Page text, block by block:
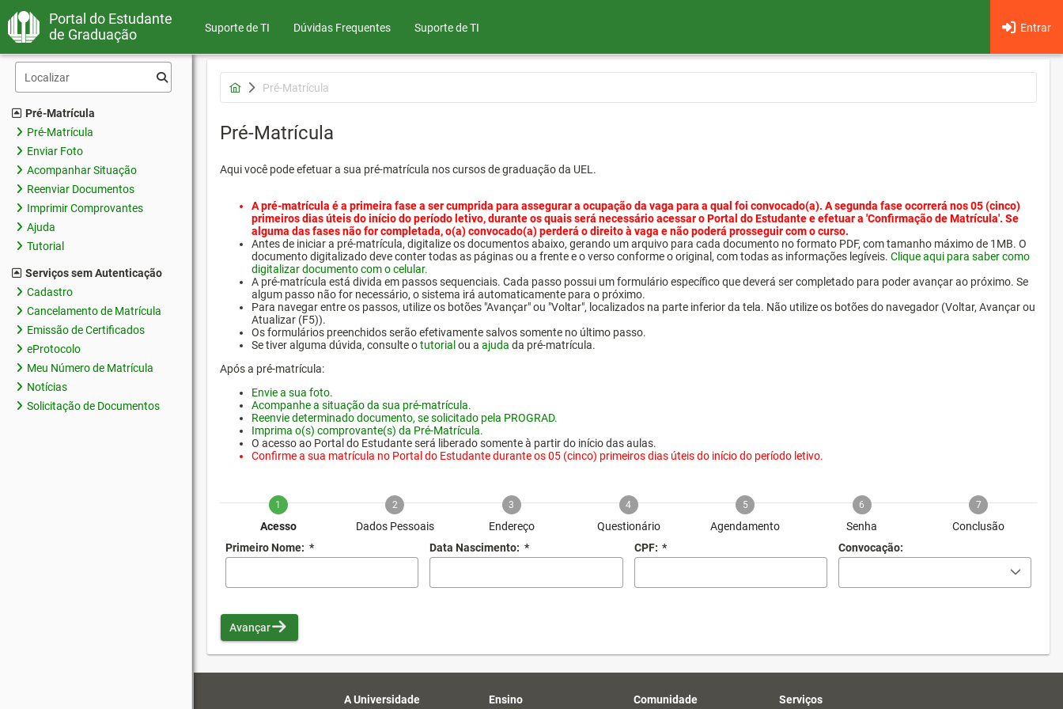
Portal do Estudante
de Graduação
Suporte de TI Dúvidas Frequentes Entrar
Suporte de TI
Pré-Matrícula
Pré-Matrícula
Enviar Foto
Acompanhar Situação
Reenviar Documentos
Imprimir Comprovantes
Ajuda
Tutorial
Serviços sem Autenticação
Cadastro
Cancelamento de Matrícula
Emissão de Certificados
eProtocolo
Meu Número de Matrícula
Notícias
Solicitação de Documentos
Pré-Matrícula
Pré-Matrícula
Aqui você pode efetuar a sua pré-matrícula nos cursos de graduação da UEL.
A pré-matrícula é a primeira fase a ser cumprida para assegurar a ocupação da vaga para a qual foi convocado(a). A segunda fase ocorrerá nos 05 (cinco)
primeiros dias úteis do início do período letivo, durante os quais será necessário acessar o Portal do Estudante e efetuar a 'Confirmação de Matrícula'. Se
alguma das fases não for completada, o(a) convocado(a) perderá o direito à vaga e não poderá prosseguir com o curso.
Antes de iniciar a pré-matrícula, digitalize os documentos abaixo, gerando um arquivo para cada documento no formato PDF, com tamanho máximo de 1MB. O
documento digitalizado deve conter todas as páginas ou a frente e o verso conforme o original, com todas as informações legíveis. Clique aqui para saber como
digitalizar documento com o celular.
A pré-matrícula está divida em passos sequenciais. Cada passo possui um formulário específico que deverá ser completado para poder avançar ao próximo. Se
algum passo não for necessário, o sistema irá automaticamente para o próximo.
Para navegar entre os passos, utilize os botões "Avançar" ou "Voltar", localizados na parte inferior da tela. Não utilize os botões do navegador (Voltar, Avançar ou
Atualizar (F5)).
Os formulários preenchidos serão efetivamente salvos somente no último passo.
Se tiver alguma dúvida, consulte otutorial ou a ajuda da pré-matrícula.
Após a pré-matrícula:
Envie a sua foto.
Acompanhe a situação da sua pré-matrícula.
Reenvie determinado documento, se solicitado pela PROGRAD.
Imprima o(s) comprovante(s) da Pré-Matrícula.
O acesso ao Portal do Estudante será liberado somente à partir do início das aulas.
Confirme a sua matrícula no Portal do Estudante durante os 05 (cinco) primeiros dias úteis do início do período letivo.
1
Acesso
2
Dados Pessoais
3
Endereço
4
Questionário
5
Agendamento
6
Senha
7
Conclusão
Primeiro Nome: * Data Nascimento: * CPF: * Convocação:
Avançar
A Universidade Ensino Comunidade Serviços